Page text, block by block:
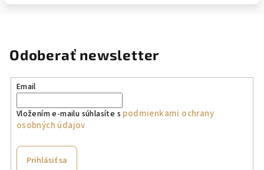
Odoberať newsletter
Email
Vložením e-mailu súhlasíte s podmienkami ochrany
osobných údajov
Prihlásiť sa